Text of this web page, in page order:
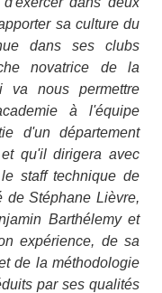
sa culture du
dans ses clubs
novatrice de la
va nous permettre
à l'équipe
d'un département
qu'il dirigera avec
staff technique de
de Stéphane Lièvre,
Barthélemy et
expérience, de sa
de la méthodologie
par ses qualités